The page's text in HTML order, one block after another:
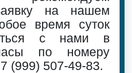
на нашем
время суток
с нами в
по номеру
(999) 507-49-83.